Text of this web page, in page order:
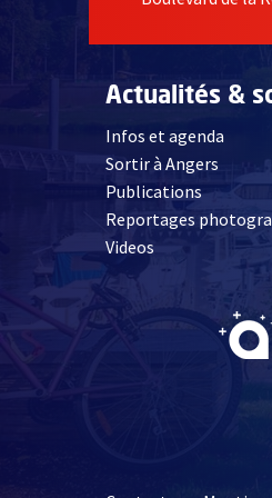
Actualités &
Infos et agenda
Sortir à Angers
Publications
Reportages
Videos, Ouvre une